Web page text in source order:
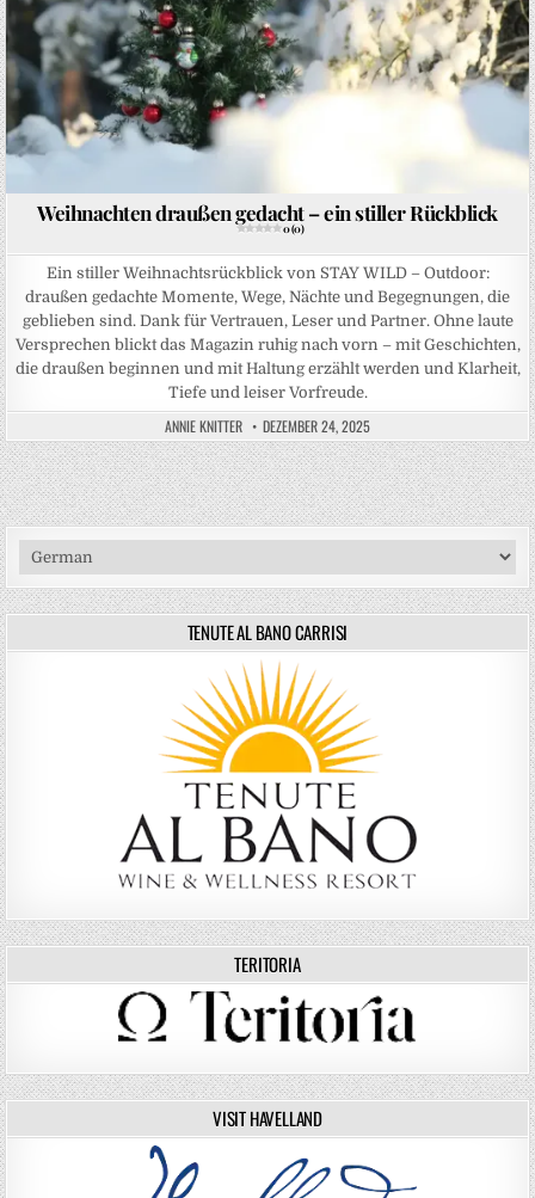
Weihnachten draußen gedacht – ein stiller Rückblick
0 (0)
Ein stiller Weihnachtsrückblick von STAY WILD – Outdoor:
draußen gedachte Momente, Wege, Nächte und Begegnungen, die
geblieben sind. Dank für Vertrauen, Leser und Partner. Ohne laute
Versprechen blickt das Magazin ruhig nach vorn – mit Geschichten,
die draußen beginnen und mit Haltung erzählt werden und Klarheit,
Tiefe und leiser Vorfreude.
ANNIE KNITTER DEZEMBER 24, 2025
TENUTE AL BANO CARRISI
TERITORIA
VISIT HAVELLAND